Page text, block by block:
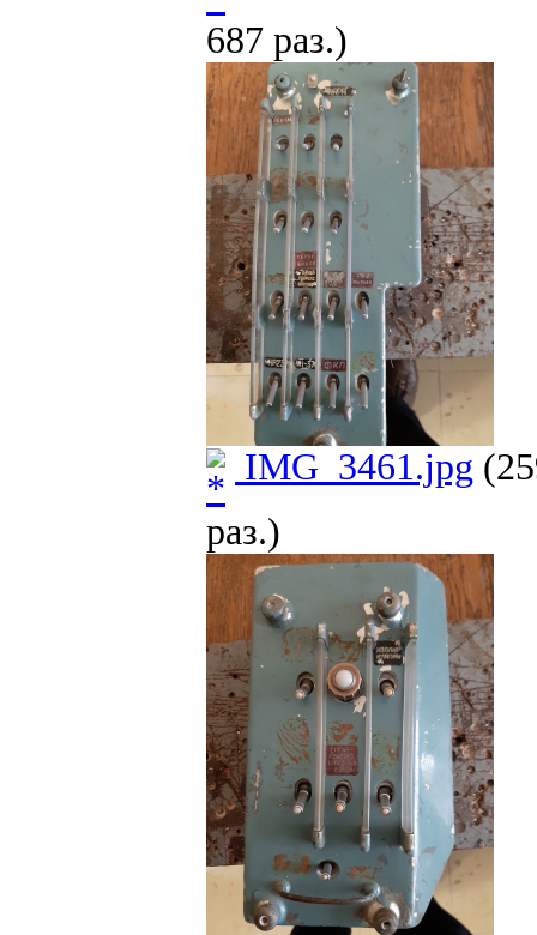
687 раз.)
IMG_3461.jpg
раз.)